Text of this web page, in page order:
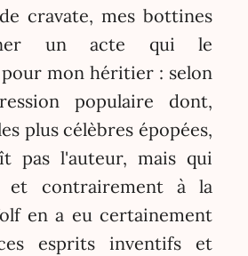
cravate, mes bottines
un acte qui le
mon héritier : selon
populaire dont,
plus célèbres épopées,
pas l'auteur, mais qui
et contrairement à la
en a eu certainement
esprits inventifs et